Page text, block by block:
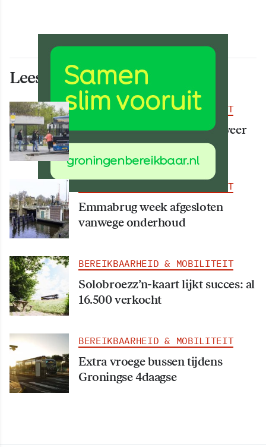
Lees ook deze artikelen
BEREIKBAARHEID & MOBILITEIT
Vanaf 15 augustus rijden er weer
meer bussen
BEREIKBAARHEID & MOBILITEIT
Emmabrug week afgesloten
vanwege onderhoud
BEREIKBAARHEID & MOBILITEIT
Solobroezz’n-kaart lijkt succes: al
16.500 verkocht
BEREIKBAARHEID & MOBILITEIT
Extra vroege bussen tijdens
Groningse 4daagse